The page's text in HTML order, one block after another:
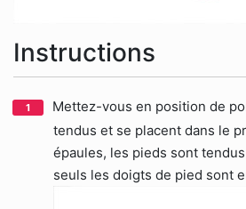
Instructions
Mettez-vous en position de
tendus et se placent dans le
épaules, les pieds sont
seuls les doigts de pied sont